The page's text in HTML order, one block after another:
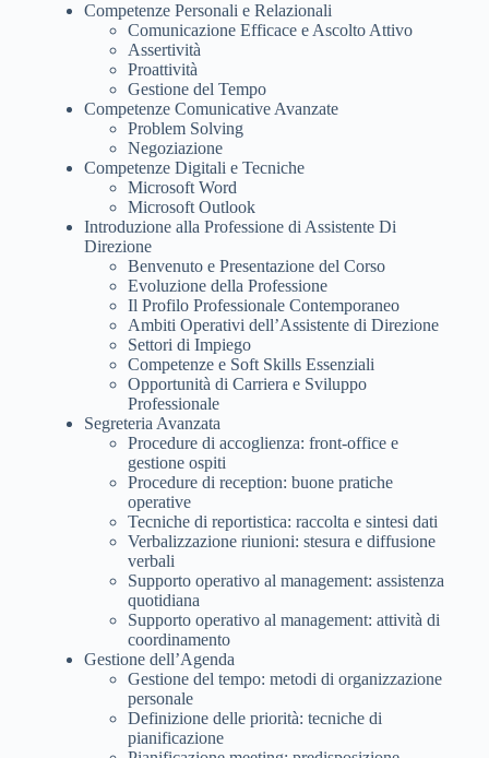
Competenze Personali e Relazionali
Comunicazione Efficace e Ascolto Attivo
Assertività
Proattività
Gestione del Tempo
Competenze Comunicative Avanzate
Problem Solving
Negoziazione
Competenze Digitali e Tecniche
Microsoft Word
Microsoft Outlook
Introduzione alla Professione di Assistente Di
Direzione
Benvenuto e Presentazione del Corso
Evoluzione della Professione
Il Profilo Professionale Contemporaneo
Ambiti Operativi dell’Assistente di Direzione
Settori di Impiego
Competenze e Soft Skills Essenziali
Opportunità di Carriera e Sviluppo
Professionale
Segreteria Avanzata
Procedure di accoglienza: front-office e
gestione ospiti
Procedure di reception: buone pratiche
operative
Tecniche di reportistica: raccolta e sintesi dati
Verbalizzazione riunioni: stesura e diffusione
verbali
Supporto operativo al management: assistenza
quotidiana
Supporto operativo al management: attività di
coordinamento
Gestione dell’Agenda
Gestione del tempo: metodi di organizzazione
personale
Definizione delle priorità: tecniche di
pianificazione